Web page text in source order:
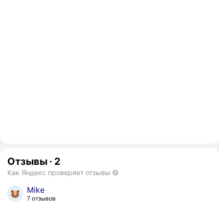
Отзывы · 2
Как Яндекс проверяет отзывы
Mike
7 отзывов